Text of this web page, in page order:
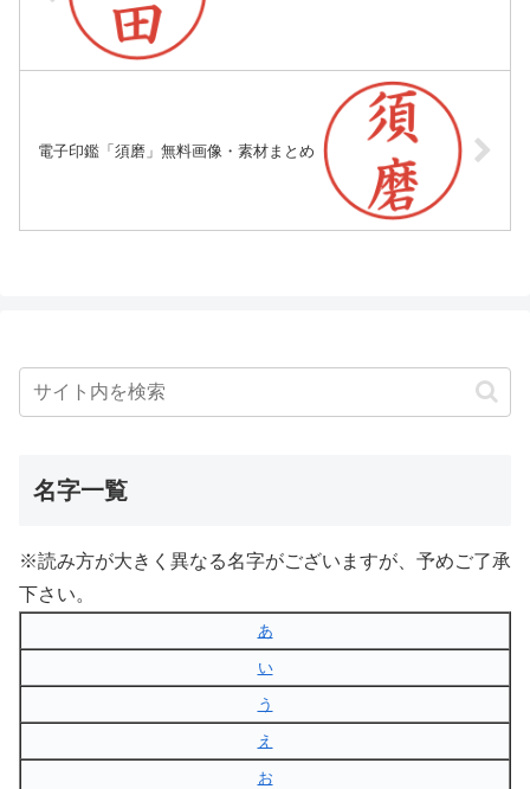
電子印鑑「須磨」無料画像・素材まとめ
名字一覧
※読み方が大きく異なる名字がございますが、予めご了承
下さい。
あ
い
う
え
お